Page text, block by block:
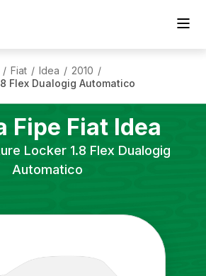
/ Fiat / Idea / 2010 /
Flex Dualogig Automatico
Fipe Fiat Idea
Locker 1.8 Flex Dualogig
Automatico